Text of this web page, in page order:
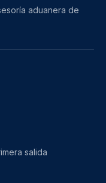
aduanera de
salida